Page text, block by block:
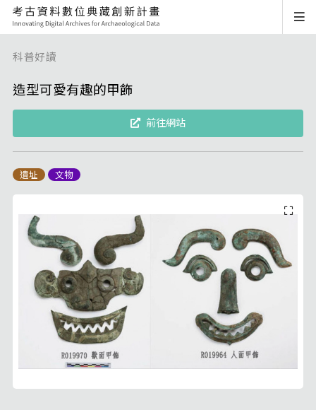
科普好讀
造型可愛有趣的甲飾
前往網站
遺址 文物